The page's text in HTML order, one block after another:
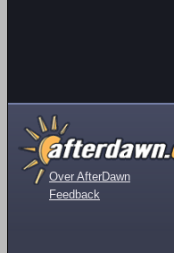
Over AfterDawn
Feedback